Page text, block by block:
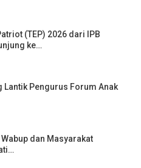
(TEP) 2026 dari IPB
ke…
Lantik Pengurus Forum Anak
Wabup dan Masyarakat